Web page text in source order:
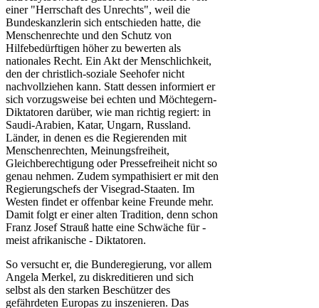
einer "Herrschaft des Unrechts", weil die
Bundeskanzlerin sich entschieden hatte, die
Menschenrechte und den Schutz von
Hilfebedürftigen höher zu bewerten als
nationales Recht. Ein Akt der Menschlichkeit,
den der christlich-soziale Seehofer nicht
nachvollziehen kann. Statt dessen informiert er
sich vorzugsweise bei echten und Möchtegern-
Diktatoren darüber, wie man richtig regiert: in
Saudi-Arabien, Katar, Ungarn, Russland.
Länder, in denen es die Regierenden mit
Menschenrechten, Meinungsfreiheit,
Gleichberechtigung oder Pressefreiheit nicht so
genau nehmen. Zudem sympathisiert er mit den
Regierungschefs der Visegrad-Staaten. Im
Westen findet er offenbar keine Freunde mehr.
Damit folgt er einer alten Tradition, denn schon
Franz Josef Strauß hatte eine Schwäche für -
meist afrikanische - Diktatoren.
So versucht er, die Bunderegierung, vor allem
Angela Merkel, zu diskreditieren und sich
selbst als den starken Beschützer des
gefährdeten Europas zu inszenieren. Das